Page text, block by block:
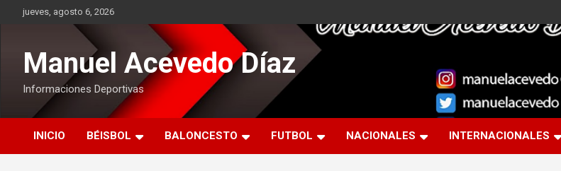
Saltarjueves, agosto 6, 2026
Manuel Acevedo Díaz
Informaciones Deportivas
INICIO BÉISBOL BALONCESTO FUTBOL NACIONALES INTERNACIONALES